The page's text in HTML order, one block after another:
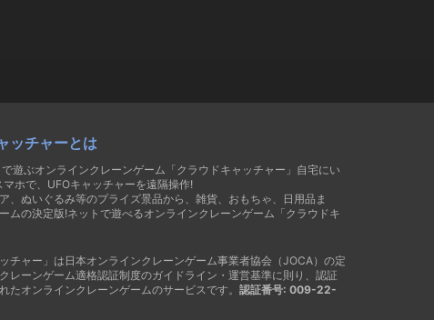
ッチャーとは
遊ぶオンラインクレーンゲーム「クラウドキャッチャー」自宅にい
マホで、UFOキャッチャーを遠隔操作!
、ぬいぐるみ等のプライズ景品から、雑貨、おもちゃ、日用品ま
ムの決定版!ネットで遊べるオンラインクレーンゲーム「クラウドキ
ッチャー」は日本オンラインクレーンゲーム事業者協会（JOCA）の定
レーンゲーム適格認証制度のガイドライン・運営基準に則り、認証
たオンラインクレーンゲームのサービスです。 認証番号: 009-22-